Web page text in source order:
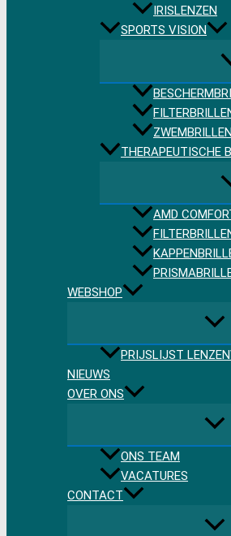
IRISLENZEN
SPORTS VISION
ZWEMBRILLEN
THERAPEUTISCHE
AMD
WEBSHOP
PRIJSLIJST
NIEUWS
OVER ONS
ONS TEAM
VACATURES
CONTACT